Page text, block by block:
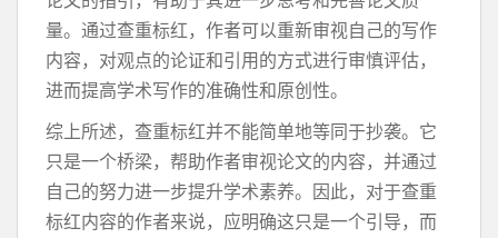
量。通过查重标红，作者可以重新审视自己的写作
内容，对观点的论证和引用的方式进行审慎评估，
进而提高学术写作的准确性和原创性。
综上所述，查重标红并不能简单地等同于抄袭。它
只是一个桥梁，帮助作者审视论文的内容，并通过
自己的努力进一步提升学术素养。因此，对于查重
标红内容的作者来说，应明确这只是一个引导，而